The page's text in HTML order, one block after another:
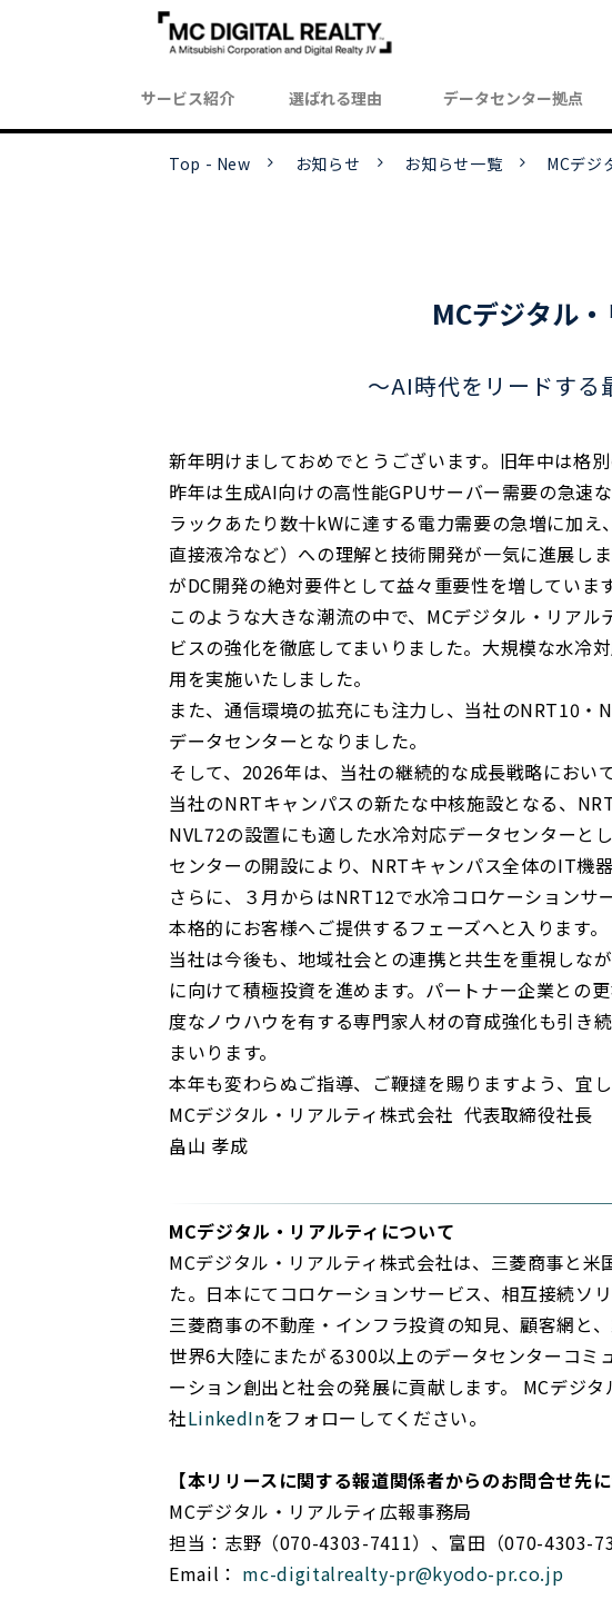
サービス紹介 選ばれる理由 データセンター拠点
Top - New お知らせ お知らせ一覧 MCデジ
MCデジタル
～AI時代をリードする
新年明けましておめでとうございます。旧年中は格
昨年は生成AI向けの高性能GPUサーバー需要の急速
ラックあたり数十kWに達する電力需要の急増に加え
直接液冷など）への理解と技術開発が一気に進展し
がDC開発の絶対要件として益々重要性を増しています
このような大きな潮流の中で、 MCデジタル・リアル
ビスの強化を徹底してまいりました。大規模な水冷
用を実施いたしました。
また、通信環境の拡充にも注力し、当社のNRT10 ・
データセンターとなりました。
そして、 2026年は、当社の継続的な成長戦略におい
当社のNRTキャンパスの新たな中核施設となる、
NVL72の設置にも適した水冷対応データセンターとし
センターの開設により、 NRTキャンパス全体のIT機
さらに、３月からはNRT12で水冷コロケーションサ
本格的にお客様へご提供するフェーズへと入ります。
当社は今後も、地域社会との連携と共生を重視しな
に向けて積極投資を進めます。パートナー企業との
度なノウハウを有する専門家人材の育成強化も引き
まいります。
本年も変わらぬご指導、ご鞭撻を賜りますよう、宜
MCデジタル・リアルティ株式会社 代表取締役社長
畠山 孝成
MCデジタル・リアルティについて
MCデジタル・リアルティ株式会社は、三菱商事と
た。日本にてコロケーションサービス、相互接続ソ
三菱商事の不動産・インフラ投資の知見、顧客網
世界6大陸にまたがる300以上のデータセンターコ
ーション創出と社会の発展に貢献します。 MCデジ
社LinkedInをフォローしてください。
【本リリースに関する報道関係者からのお問合せ先に
MCデジタル・リアルティ広報事務局
担当：志野（070-4303-7411）、富田（070-4303-
Email： mc-digitalrealty-pr@kyodo-pr.co.jp